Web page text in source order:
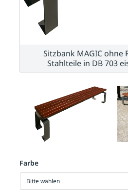
Farbe
Bitte wählen
Sitzbank MAGIC ohne
Stahlteile in DB 703